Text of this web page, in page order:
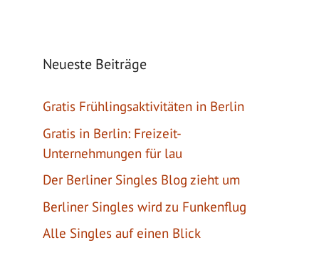
Neueste Beiträge
Gratis Frühlingsaktivitäten in Berlin
Gratis in Berlin: Freizeit-
Unternehmungen für lau
Der Berliner Singles Blog zieht um
Berliner Singles wird zu Funkenflug
Alle Singles auf einen Blick